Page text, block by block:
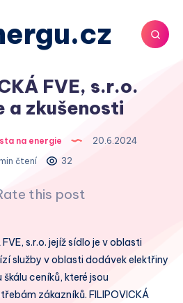
FVE, s.r.o.
a zkušenosti
na energie
20.6.2024
čtení
32
this post
s.r.o. jejíž sídlo je v oblasti
služby v oblasti dodávek elektřiny
ceníků, které jsou
zákazníků. FILIPOVICKÁ